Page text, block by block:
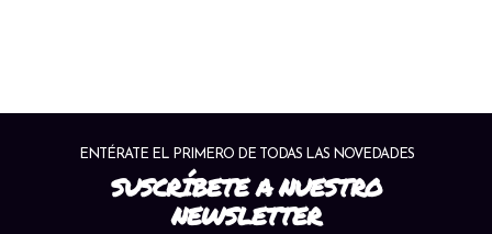
ENTÉRATE EL PRIMERO DE TODAS LAS NOVEDADES
SUSCRÍBETE A NUESTRO
NEWSLETTER